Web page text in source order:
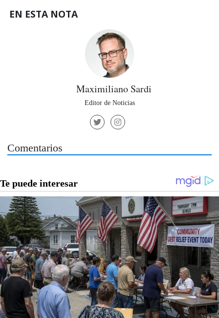
EN ESTA NOTA
Maximiliano Sardi
Editor de Noticias
Comentarios